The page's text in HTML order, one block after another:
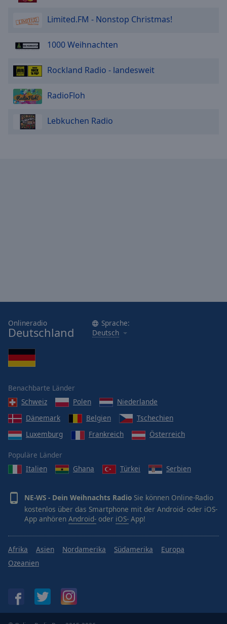
Limited.FM - Nonstop Christmas!
1000 Weihnachten
Rockland Radio - landesweit
RadioFloh
Lebkuchen Radio
Onlineradio
Deutschland
Sprache:
Deutsch
Benachbarte Länder
Schweiz
Polen
Niederlande
Dänemark
Belgien
Tschechien
Luxemburg
Frankreich Österreich
Populäre Länder
Italien
Ghana Türkei Serbien
NE-WS - Dein Weihnachts Radio Sie können Online-Radio
kostenlos über das Smartphone mit der Android- oder iOS-
App anhören Android- oder iOS- App!
Afrika Asien Nordamerika Südamerika
Europa
Ozeanien